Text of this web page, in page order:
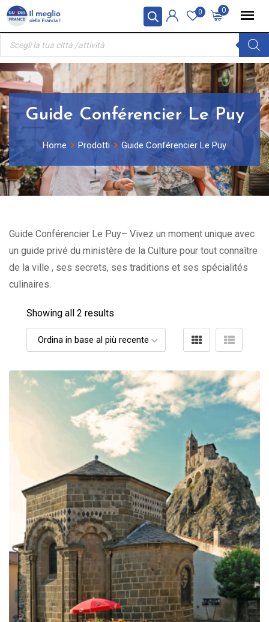
Pannello di gestione dei cookies
Skip
content
0
0
Ricerca
prodotti
Guide Conférencier Le Puy
Home Prodotti Guide Conférencier Le Puy
Guide Conférencier Le Puy– Vivez un moment unique avec
un guide privé du ministère de la Culture pour tout connaître
de la ville , ses secrets, ses traditions et ses spécialités
culinaires.
Showing all 2 results